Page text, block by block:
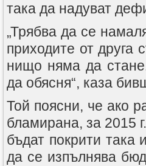
така да надуват
„Трябва да се
приходите от друга
нищо няма да
да обясня“, каза
Той поясни, че ако
бламирана, за 2015
бъдат покрити така
да се изпълнява